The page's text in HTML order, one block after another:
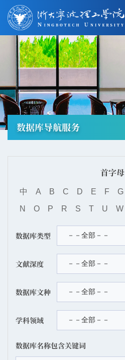
数据库导航服务
首字母
中 A B C D E F G
N
O P R S T U W
数据库类型
文献深度
数据库文种
学科领域
数据库名称包含关键词